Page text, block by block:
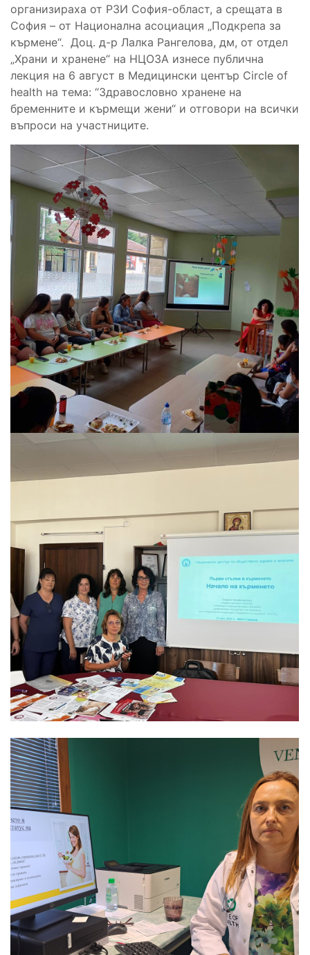
организираха от РЗИ София-област, а срещата в
София – от Национална асоциация „Подкрепа за
кърмене“. Доц. д-р Лалка Рангелова, дм, от отдел
„Храни и хранене“ на НЦОЗА изнесе публична
лекция на 6 август в Медицински център Circle of
health на тема: “Здравословно хранене на
бременните и кърмещи жени“ и отговори на всички
въпроси на участниците.